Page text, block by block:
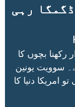
رہی
رکھنا بچوں کا
سوویت یونین
امریکا دنیا کا